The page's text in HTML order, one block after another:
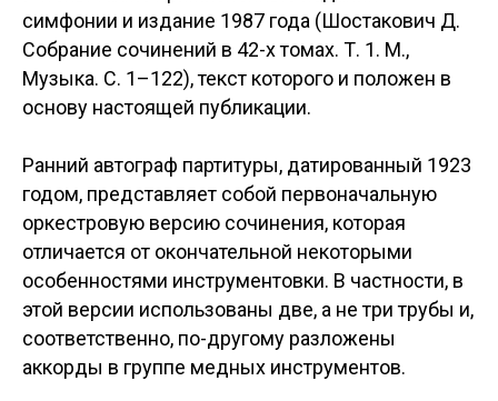
симфонии и издание 1987 года (Шостакович Д.
Собрание сочинений в 42-х томах. Т. 1. М.,
Музыка. С. 1–122), текст которого и положен в
основу настоящей публикации.
Ранний автограф партитуры, датированный 1923
годом, представляет собой первоначальную
оркестровую версию сочинения, которая
отличается от окончательной некоторыми
особенностями инструментовки. В частности, в
этой версии использованы две, а не три трубы и,
соответственно, по-другому разложены
аккорды в группе медных инструментов.